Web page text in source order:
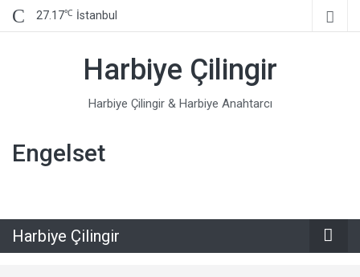
27.17℃ İstanbul
Harbiye Çilingir
Harbiye Çilingir & Harbiye Anahtarcı
Engelset
Harbiye Çilingir